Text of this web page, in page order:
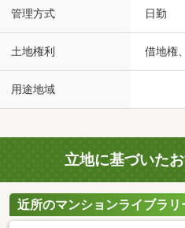
管理方式 日勤
土地権利 借地権
用途地域
立地に基づいた
近所のマンションライブラリ